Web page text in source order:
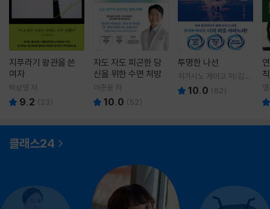
지푸라기 왕관을 쓴
여자
박상영 저
9.2 ( 23)
자도 자도 피곤한 당
신을 위한 수면 처방
이준용 저
10.0 (52)
투명한 나선
히가시노 게이고 저/김선
영 역10.0 (62)
칙
클래스24